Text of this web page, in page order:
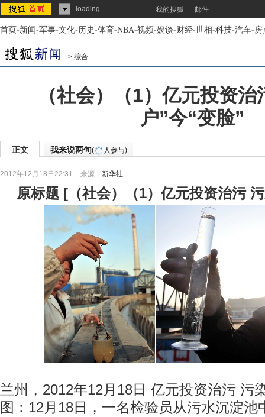
loading... 我的搜狐 邮件
首页-新闻-军事-文化-历史-体育-NBA-视频-娱谈-财经-世相-科技-汽车-房
> 综合
（社会）（1）亿元投资治
户”今“变脸”
正文 我来说两句( 人参与)
2012年12月18日22:31 来源： 新华社
原标题 [ （社会）（1）亿元投资治污
兰州，2012年12月18日 亿元投资治污 污
图：12月18日，一名检验员从污水沉淀池